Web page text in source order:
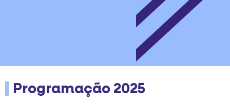
Programação 2025